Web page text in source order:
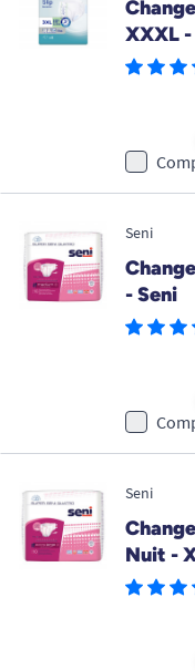
XXXL -
Seni
- Seni
Seni
Nuit -